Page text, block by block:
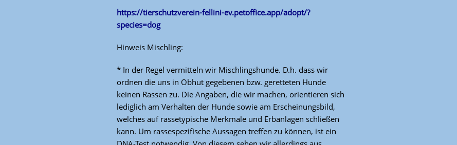
https://tierschutzverein-fellini-ev.petoffice.app/adopt/?
species=dog
Hinweis Mischling:
* In der Regel vermitteln wir Mischlingshunde. D.h. dass wir
ordnen die uns in Obhut gegebenen bzw. geretteten Hunde
keinen Rassen zu. Die Angaben, die wir machen, orientieren sich
lediglich am Verhalten der Hunde sowie am Erscheinungsbild,
welches auf rassetypische Merkmale und Erbanlagen schließen
kann. Um rassespezifische Aussagen treffen zu können, ist ein